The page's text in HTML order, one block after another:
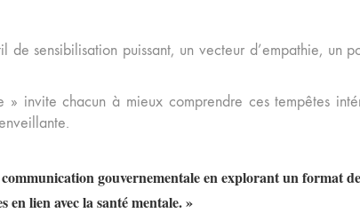
de sensibilisation puissant, un vecteur d’empathie, un
invite chacun à mieux comprendre ces tempêtes
gouvernementale en explorant un format
en lien avec la santé mentale. »